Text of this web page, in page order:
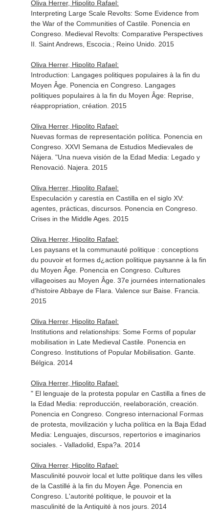
Oliva Herrer, Hipolito Rafael:
Interpreting Large Scale Revolts: Some Evidence from
the War of the Communities of Castile. Ponencia en
Congreso. Medieval Revolts: Comparative Perspectives
II. Saint Andrews, Escocia.; Reino Unido. 2015
Oliva Herrer, Hipolito Rafael:
Introduction: Langages politiques populaires à la fin du
Moyen Âge. Ponencia en Congreso. Langages
politiques populaires à la fin du Moyen Âge: Reprise,
réappropriation, création. 2015
Oliva Herrer, Hipolito Rafael:
Nuevas formas de representación política. Ponencia en
Congreso. XXVI Semana de Estudios Medievales de
Nájera. "Una nueva visión de la Edad Media: Legado y
Renovació. Najera. 2015
Oliva Herrer, Hipolito Rafael:
Especulación y carestía en Castilla en el siglo XV:
agentes, prácticas, discursos. Ponencia en Congreso.
Crises in the Middle Ages. 2015
Oliva Herrer, Hipolito Rafael:
Les paysans et la communauté politique : conceptions
du pouvoir et formes d¿action politique paysanne à la fin
du Moyen Âge. Ponencia en Congreso. Cultures
villageoises au Moyen Âge. 37e journées internationales
d'histoire Abbaye de Flara. Valence sur Baise. Francia.
2015
Oliva Herrer, Hipolito Rafael:
Institutions and relationships: Some Forms of popular
mobilisation in Late Medieval Castile. Ponencia en
Congreso. Institutions of Popular Mobilisation. Gante.
Bélgica. 2014
Oliva Herrer, Hipolito Rafael:
" El lenguaje de la protesta popular en Castilla a fines de
la Edad Media: reproducción, reelaboración, creación.
Ponencia en Congreso. Congreso internacional Formas
de protesta, movilización y lucha política en la Baja Edad
Media: Lenguajes, discursos, repertorios e imaginarios
sociales. - Valladolid, Espa?a. 2014
Oliva Herrer, Hipolito Rafael:
Masculinité pouvoir local et lutte politique dans les villes
de la Castillé à la fin du Moyen Âge. Ponencia en
Congreso. L'autorité politique, le pouvoir et la
masculinité de la Antiquité à nos jours. 2014